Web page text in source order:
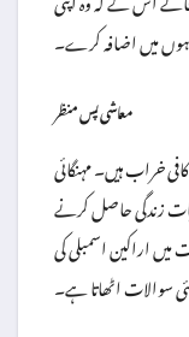
میں اضافہ کرے۔
معاشی پس منظر
خراب ہیں۔ مہنگائی
زندگی حاصل کرنے
میں اراکین اسمبلی کی
سوالات اٹھاتا ہے۔